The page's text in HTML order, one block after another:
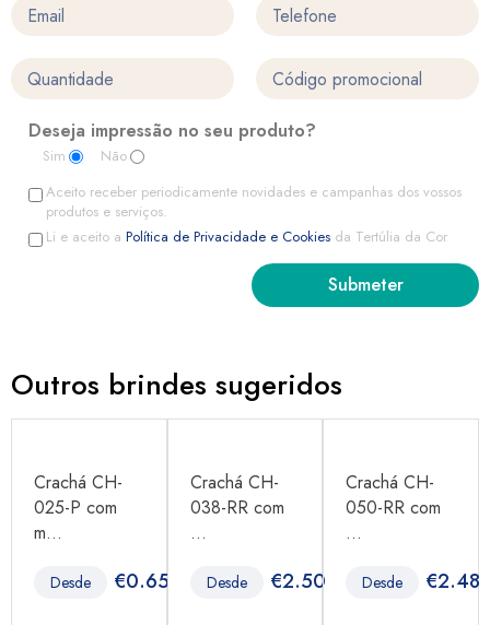
Deseja impressão no seu produto?
Sim
Não
Aceito receber periodicamente novidades e campanhas dos vossos
produtos e serviços.
Li e aceito a Política de Privacidade e Cookies da Tertúlia da Cor
Outros brindes sugeridos
Crachá CH-
025-P com
m...
Desde €0.65
Crachá CH-
038-RR com
...
Desde €2.50
Crachá CH-
050-RR com
...
Desde €2.48